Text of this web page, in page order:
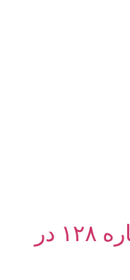
تماس رایگان با شماره ۱۲۸ در